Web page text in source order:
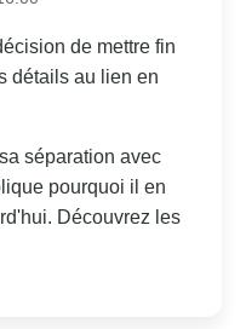
de mettre fin
détails au lien en
séparation avec
pourquoi il en
Découvrez les